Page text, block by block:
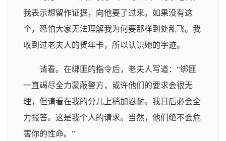
我表示想留作证据，向他要了过来。如果没有这
个，恐怕大家无法理解我为何要那样到处乱飞。我
收到过老夫人的贺年卡，所以认识她的字迹。
请看。在绑匪的指令后，老夫人写道：“绑匪
一直竭尽全力蒙蔽警方，或许他们的要求会很无
理，但请看在我的分儿上稍加忍耐。我日后必会全
力报答。这是我个人的请求。当然，他们绝不会危
害你的性命。”